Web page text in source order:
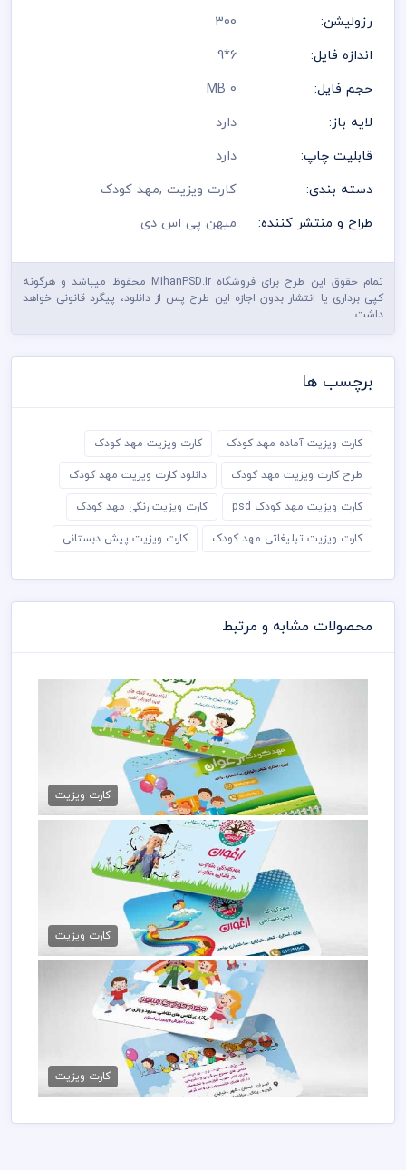
رزولیشن:
300
اندازه فایل:
6*9
حجم فایل:
0 MB
لایه باز:
دارد
قابلیت چاپ:
دارد
دسته بندی:
کارت ویزیت,مهد کودک
طراح و منتشر کننده:
میهن پی اس دی
تمام حقوق این طرح برای فروشگاه MihanPSD.ir محفوظ میباشد و هرگونه
کپی برداری یا انتشار بدون اجازه این طرح پس از دانلود، پیگرد قانونی خواهد
داشت.
برچسب ها
کارت ویزیت آماده مهد کودک کارت ویزیت مهد کودک
طرح کارت ویزیت مهد کودک دانلود کارت ویزیت مهد کودک
کارت ویزیت مهد کودک psd کارت ویزیت رنگی مهد کودک
کارت ویزیت تبلیغاتی مهد کودک کارت ویزیت پیش دبستانی
محصولات مشابه و مرتبط
کارت ویزیت پیش دبستانی psd
79,000 تومان
کارت ویزیت
کارت ویزیت پیش دبستانی
79,000 تومان
کارت ویزیت
کارت ویزیت آماده پیش دبستانی
79,000 تومان
کارت ویزیت